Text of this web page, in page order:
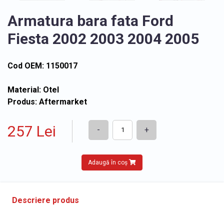
Armatura bara fata Ford
Fiesta 2002 2003 2004 2005
Cod OEM: 1150017
Material: Otel
Produs: Aftermarket
257 Lei - +
Adaugă în coș
Descriere produs